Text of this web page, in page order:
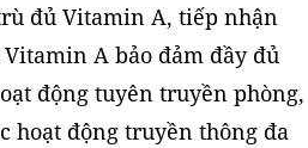
đủ Vitamin A, tiếp nhận
A bảo đảm đầy đủ
động tuyên truyền phòng,
hoạt động truyền thông đa